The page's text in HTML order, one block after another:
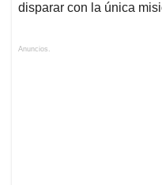
disparar con la única
Anuncios.